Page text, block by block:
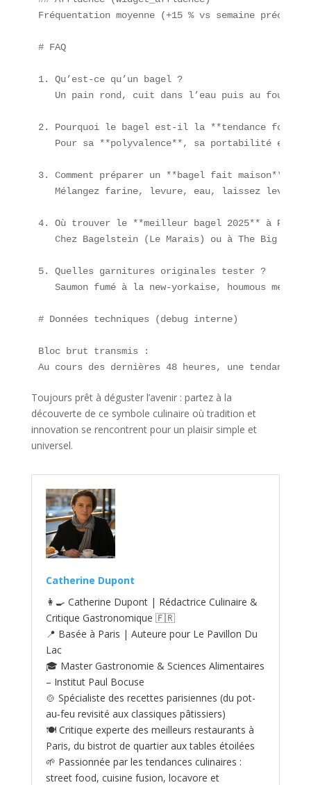
Fréquentation moyenne (+15 % vs semaine
# FAQ
1. Qu’est-ce qu’un bagel ?
Un pain rond, cuit dans l’eau puis au four,
2. Pourquoi le bagel est-il la **tendance
Pour sa **polyvalence**, sa portabilité et
3. Comment préparer un **bagel fait maison** ?
Mélangez farine, levure, eau, laissez
4. Où trouver le **meilleur bagel 2025** à
Chez Bagelstein (Le Marais) ou à The Big
5. Quelles garnitures originales tester ?
Saumon fumé à la new-yorkaise, houmous
# Données techniques (debug interne)
Bloc brut transmis :
Toujours prêt à déguster l’avenir : partez à la
découverte de ce symbole culinaire où tradition et
innovation se rencontrent pour un plaisir simple et
universel.
Catherine Dupont
👩‍🍳 Catherine Dupont | Rédactrice Culinaire &
Critique Gastronomique 🇫🇷
📍 Basée à Paris | Auteure pour Le Pavillon Du
Lac
🎓 Master Gastronomie & Sciences Alimentaires
– Institut Paul Bocuse
🍲 Spécialiste des recettes parisiennes (du pot-
au‑feu revisité aux classiques pâtissiers)
🍽️ Critique experte des meilleurs restaurants à
Paris, du bistrot de quartier aux tables étoilées
🌱 Passionnée par les tendances culinaires :
street food, cuisine fusion, locavore et